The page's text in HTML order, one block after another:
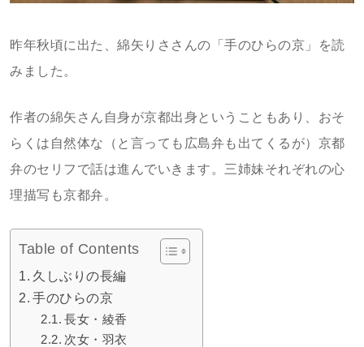
昨年秋頃に出た、綿矢りささんの「手のひらの京」を読
みました。
作者の綿矢さん自身が京都出身ということもあり、おそ
らくは自然体な（と言っても広島弁も出てくるが）京都
弁のセリフで話は進んでいきます。三姉妹それぞれの心
理描写も京都弁。
Table of Contents
久しぶりの長編
手のひらの京
長女・綾香
次女・羽衣